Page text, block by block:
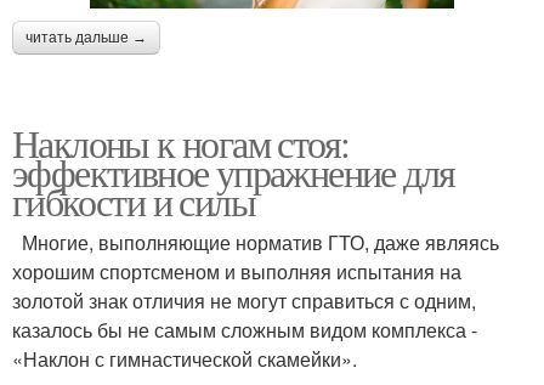
читать дальше →
Наклоны к ногам стоя:
эффективное упражнение для
гибкости и силы
Многие, выполняющие норматив ГТО, даже являясь
хорошим спортсменом и выполняя испытания на
золотой знак отличия не могут справиться с одним,
казалось бы не самым сложным видом комплекса -
«Наклон с гимнастической скамейки».